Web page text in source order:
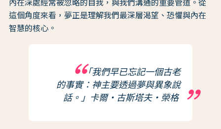
這個角度來看，夢正是理解我們最深層渴望、恐懼與內在
智慧的核心。
「我們早已忘記一個古老
的事實：神主要透過夢與異象說
話。」卡爾・古斯塔夫・榮格